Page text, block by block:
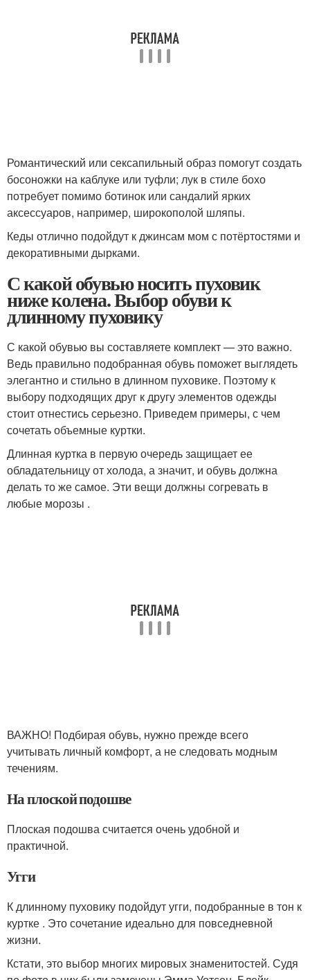
Романтический или сексапильный образ помогут создать
босоножки на каблуке или туфли; лук в стиле бохо
потребует помимо ботинок или сандалий ярких
аксессуаров, например, широкополой шляпы.
Кеды отлично подойдут к джинсам мом с потёртостями и
декоративными дырками.
С какой обувью носить пуховик
ниже колена. Выбор обуви к
длинному пуховику
С какой обувью вы составляете комплект — это важно.
Ведь правильно подобранная обувь поможет выглядеть
элегантно и стильно в длинном пуховике. Поэтому к
выбору подходящих друг к другу элементов одежды
стоит отнестись серьезно. Приведем примеры, с чем
сочетать объемные куртки.
Длинная куртка в первую очередь защищает ее
обладательницу от холода, а значит, и обувь должна
делать то же самое. Эти вещи должны согревать в
любые морозы .
ВАЖНО! Подбирая обувь, нужно прежде всего
учитывать личный комфорт, а не следовать модным
течениям.
На плоской подошве
Плоская подошва считается очень удобной и
практичной.
Угги
К длинному пуховику подойдут угги, подобранные в тон к
куртке . Это сочетание идеально для повседневной
жизни.
Кстати, это выбор многих мировых знаменитостей. Судя